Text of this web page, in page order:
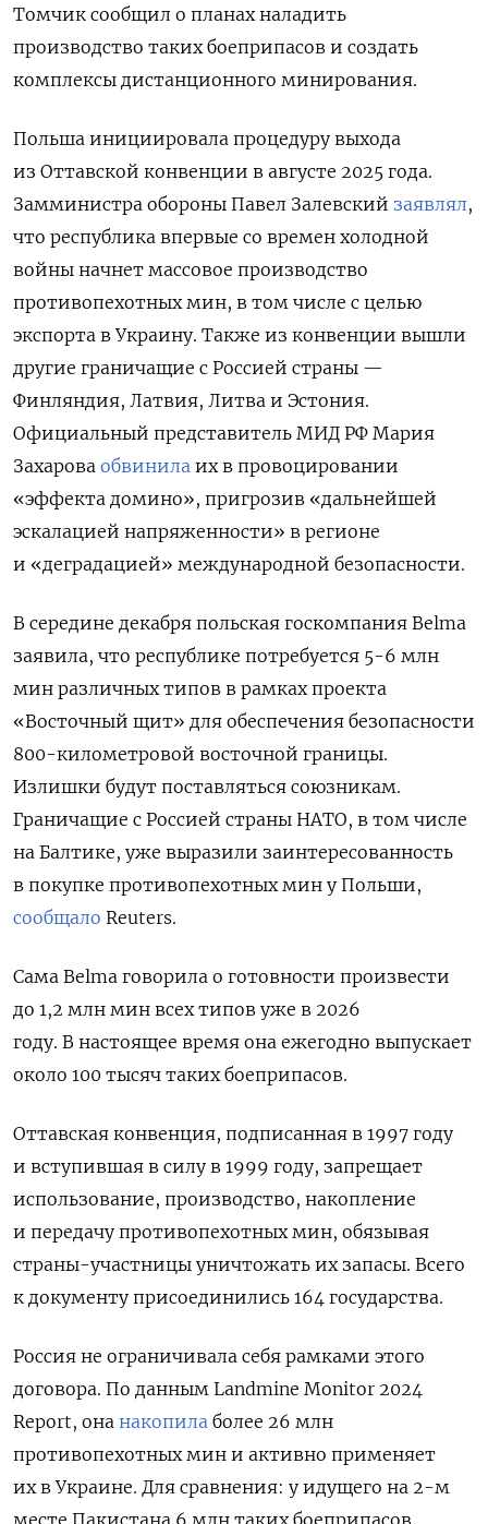
Томчик сообщил о планах наладить
производство таких боеприпасов и создать
комплексы дистанционного минирования.
Польша инициировала процедуру выхода
из Оттавской конвенции в августе 2025 года.
Замминистра обороны Павел Залевский заявлял,
что республика впервые со времен холодной
войны начнет массовое производство
противопехотных мин, в том числе с целью
экспорта в Украину. Также из конвенции вышли
другие граничащие с Россией страны —
Финляндия, Латвия, Литва и Эстония.
Официальный представитель МИД РФ Мария
Захарова обвинила их в провоцировании
«эффекта домино», пригрозив «дальнейшей
эскалацией напряженности» в регионе
и «деградацией» международной безопасности.
В середине декабря польская госкомпания Belma
заявила, что республике потребуется 5-6 млн
мин различных типов в рамках проекта
«Восточный щит» для обеспечения безопасности
800-километровой восточной границы.
Излишки будут поставляться союзникам.
Граничащие с Россией страны НАТО, в том числе
на Балтике, уже выразили заинтересованность
в покупке противопехотных мин у Польши,
сообщало Reuters.
Сама Belma говорила о готовности произвести
до 1,2 млн мин всех типов уже в 2026
году. В настоящее время она ежегодно выпускает
около 100 тысяч таких боеприпасов.
Оттавская конвенция, подписанная в 1997 году
и вступившая в силу в 1999 году, запрещает
использование, производство, накопление
и передачу противопехотных мин, обязывая
страны-участницы уничтожать их запасы. Всего
к документу присоединились 164 государства.
Россия не ограничивала себя рамками этого
договора. По данным Landmine Monitor 2024
Report, она накопила более 26 млн
противопехотных мин и активно применяет
их в Украине. Для сравнения: у идущего на 2-м